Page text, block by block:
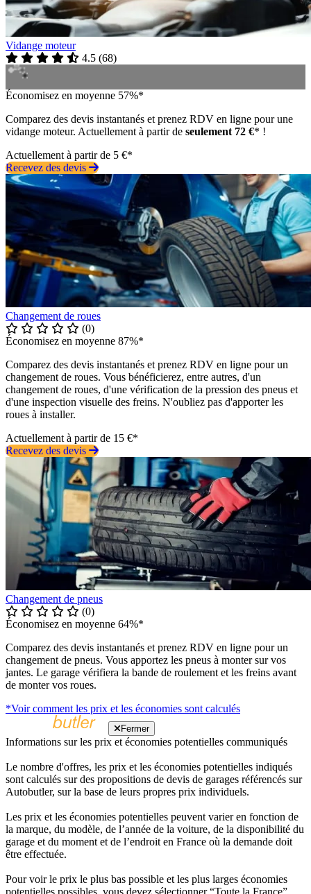
Vidange moteur
4.5 (68)
Économisez en moyenne 57%*
Comparez des devis instantanés et prenez RDV en ligne pour une
vidange moteur. Actuellement à partir de seulement 72 €* !
Actuellement à partir de 5 €*
Recevez des devis
Changement de roues
(0)
Économisez en moyenne 87%*
Comparez des devis instantanés et prenez RDV en ligne pour un
changement de roues. Vous bénéficierez, entre autres, d'un
changement de roues, d'une vérification de la pression des pneus et
d'une inspection visuelle des freins. N'oubliez pas d'apporter les
roues à installer.
Actuellement à partir de 15 €*
Recevez des devis
Changement de pneus
(0)
Économisez en moyenne 64%*
Comparez des devis instantanés et prenez RDV en ligne pour un
changement de pneus. Vous apportez les pneus à monter sur vos
jantes. Le garage vérifiera la bande de roulement et les freins avant
de monter vos roues.
*Voir comment les prix et les économies sont calculés
Fermer
Informations sur les prix et économies potentielles communiqués
Le nombre d'offres, les prix et les économies potentielles indiqués
sont calculés sur des propositions de devis de garages référencés sur
Autobutler, sur la base de leurs propres prix individuels.
Les prix et les économies potentielles peuvent varier en fonction de
la marque, du modèle, de l’année de la voiture, de la disponibilité du
garage et du moment et de l’endroit en France où la demande doit
être effectuée.
Pour voir le prix le plus bas possible et les plus larges économies
potentielles possibles, vous devez sélectionner “Toute la France”